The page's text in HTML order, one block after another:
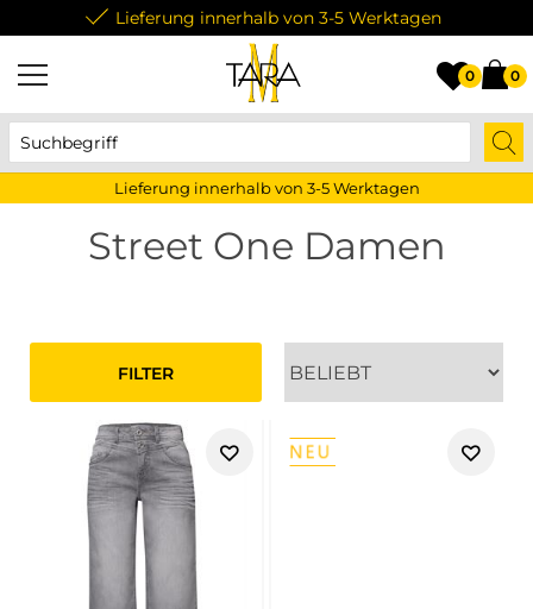
Lieferung innerhalb von 3-5 Werktagen
0 0
Lieferung innerhalb von 3-5 Werktagen
Street One Damen
FILTER